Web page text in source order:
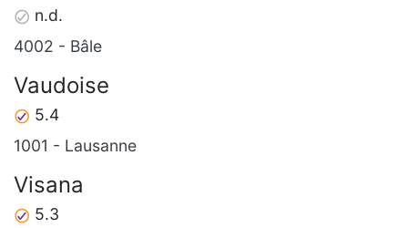
n.d.
4002 - Bâle
Vaudoise
5.4
1001 - Lausanne
Visana
5.3